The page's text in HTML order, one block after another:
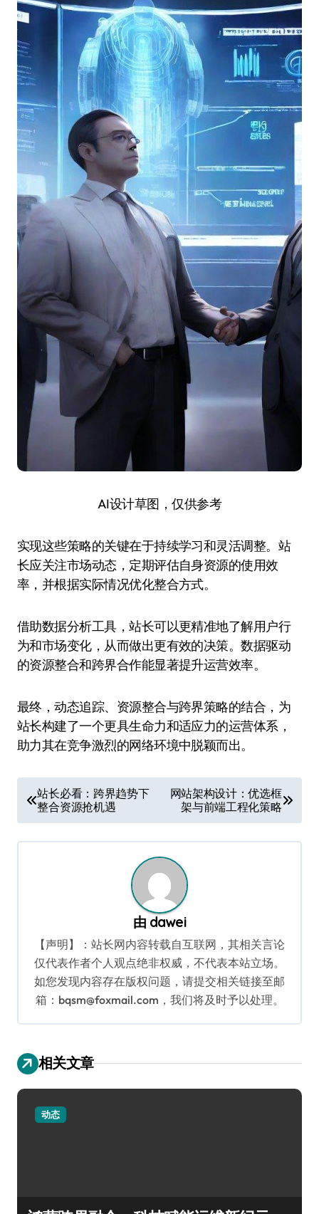
AI设计草图，仅供参考
实现这些策略的关键在于持续学习和灵活调整。站
长应关注市场动态，定期评估自身资源的使用效
率，并根据实际情况优化整合方式。
借助数据分析工具，站长可以更精准地了解用户行
为和市场变化，从而做出更有效的决策。数据驱动
的资源整合和跨界合作能显著提升运营效率。
最终，动态追踪、资源整合与跨界策略的结合，为
站长构建了一个更具生命力和适应力的运营体系，
助力其在竞争激烈的网络环境中脱颖而出。
章
导
站长必看：跨界趋势下
整合资源抢机遇
网站架构设计：优选框
架与前端工程化策略
由 dawei
【声明】：站长网内容转载自互联网，其相关言论
仅代表作者个人观点绝非权威，不代表本站立场。
如您发现内容存在版权问题，请提交相关链接至邮
箱：bqsm@foxmail.com，我们将及时予以处理。
相关文章
动态